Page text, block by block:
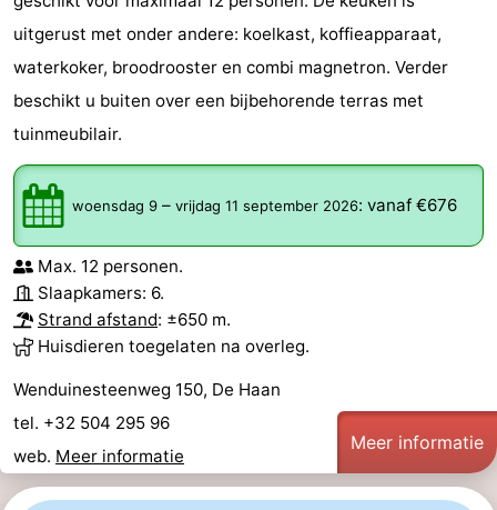
Haan
&
doen
Bezienswaardigheden
Musea
-
Monumenten
-
Uitkijkpunten
Attracties
-
Rondvaarten
-
Boerderijen
-
Speeltuinen
-
Binnenspeeltuinen
uitgerust met onder andere: koelkast, koffieapparaat,
waterkoker, broodrooster en combi magnetron. Verder
beschikt u buiten over een bijbehorende terras met
tuinmeubilair.
woensdag 9 – vrijdag 11 september 2026: vanaf €676
Max. 12 personen.
Slaapkamers: 6.
Strand afstand: ±650 m.
Huisdieren toegelaten na overleg.
Wenduinesteenweg 150, De Haan
tel. +32 504 295 96
web. Meer informatie
Meer informatie